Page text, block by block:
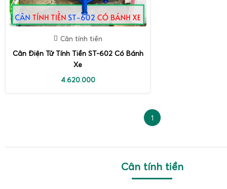
Cân tính tiền
Cân Điện Tử Tính Tiền ST-602 Có Bánh
Xe
4.620.000
1
Cân tính tiền